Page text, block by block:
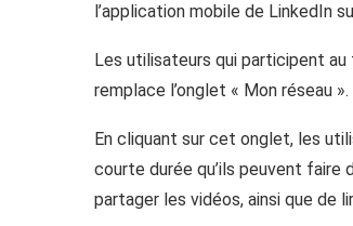
l’application mobile de LinkedIn
Les utilisateurs qui participent
remplace l’onglet « Mon réseau ».
En cliquant sur cet onglet, les
courte durée qu’ils peuvent faire
partager les vidéos, ainsi que de